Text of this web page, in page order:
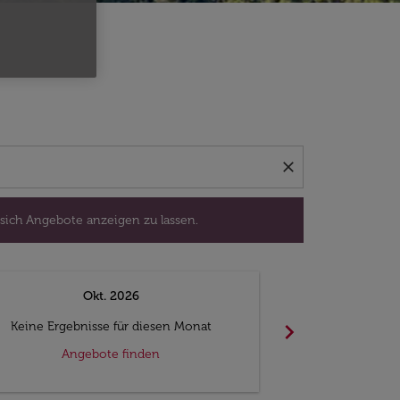
close
Angebote anzeigen zu lassen.
aus, um sich Angebote anzeigen zu lassen.
Okt. 2026
Keine Ergebnisse für diesen Monat
Angebote finden
chevron_right